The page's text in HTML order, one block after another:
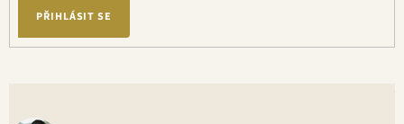
PŘIHLÁSIT SE